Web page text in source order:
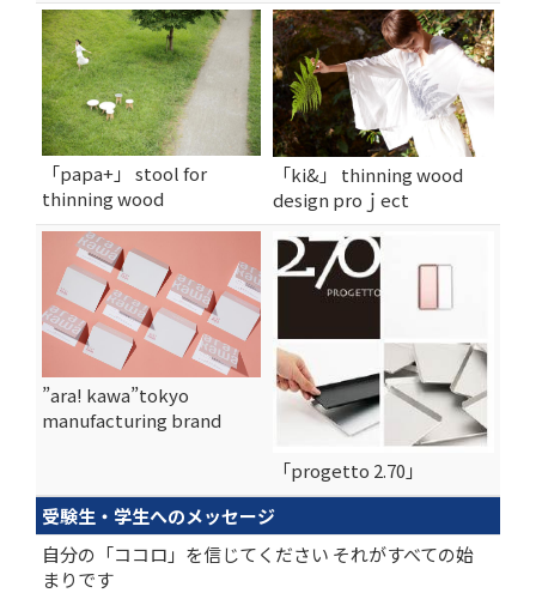
「papa+」 stool for
thinning wood
「ki&」 thinning wood
design proｊect
”ara! kawa”tokyo
manufacturing brand
「progetto 2.70」
受験生・学生へのメッセージ
自分の「ココロ」を信じてください それがすべての始
まりです